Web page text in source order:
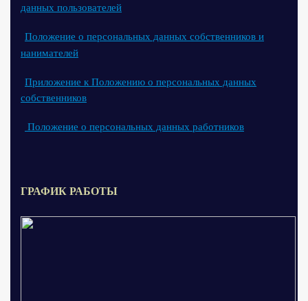
данных пользователей
Положение о персональных данных собственников и
нанимателей
Приложение к Положению о персональных данных
собственников
Положение о персональных данных работников
ГРАФИК РАБОТЫ